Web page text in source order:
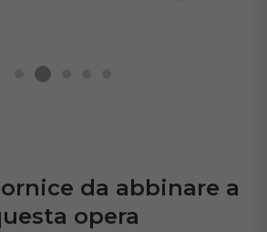
da abbinare a
opera